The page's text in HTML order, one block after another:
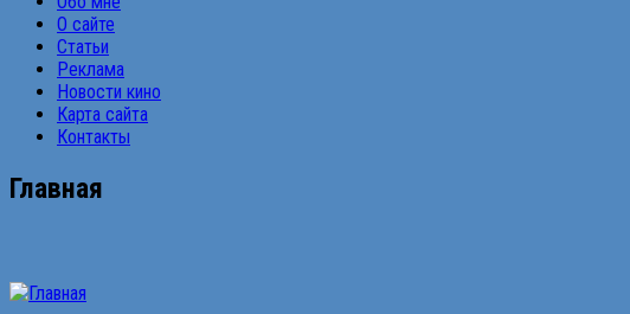
О сайте
Статьи
Реклама
Новости кино
Карта сайта
Контакты
Главная